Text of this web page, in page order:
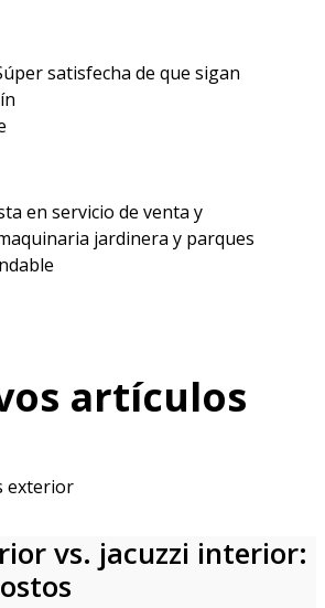
satisfecha de que sigan
en servicio de venta y
jardinera y parques
artículos
vs. jacuzzi interior: